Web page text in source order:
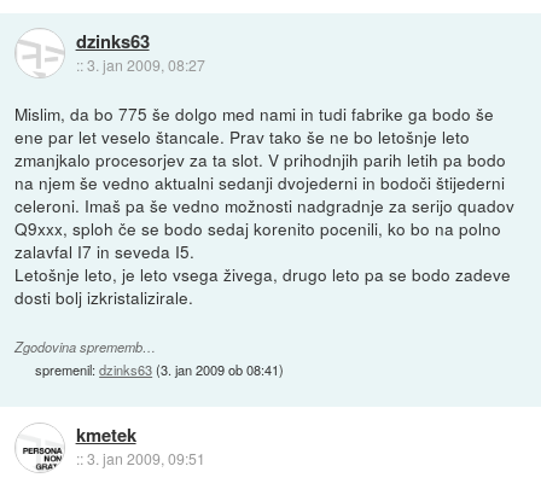
dzinks63
::3. jan 2009, 08:27
Mislim, da bo 775 še dolgo med nami in tudi fabrike ga bodo še
ene par let veselo štancale. Prav tako še ne bo letošnje leto
zmanjkalo procesorjev za ta slot. V prihodnjih parih letih pa bodo
na njem še vedno aktualni sedanji dvojederni in bodoči štijederni
celeroni. Imaš pa še vedno možnosti nadgradnje za serijo quadov
Q9xxx, sploh če se bodo sedaj korenito pocenili, ko bo na polno
zalavfal I7 in seveda I5.
Letošnje leto, je leto vsega živega, drugo leto pa se bodo zadeve
dosti bolj izkristalizirale.
Zgodovina sprememb…
spremenil:dzinks63(3. jan 2009 ob 08:41)
kmetek
::3. jan 2009, 09:51